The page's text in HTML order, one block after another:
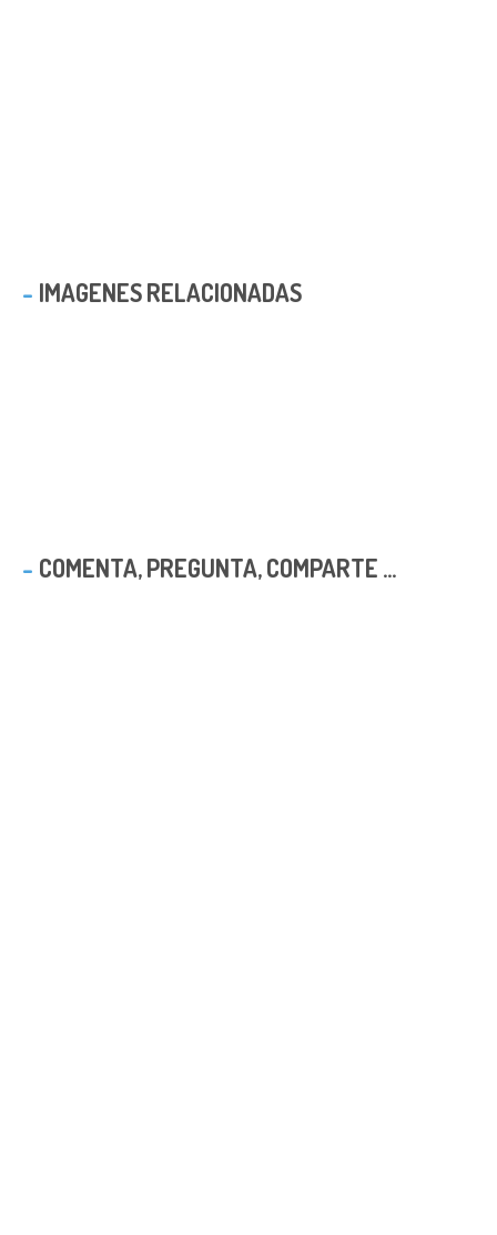
IMAGENES RELACIONADAS
COMENTA, PREGUNTA, COMPARTE ...